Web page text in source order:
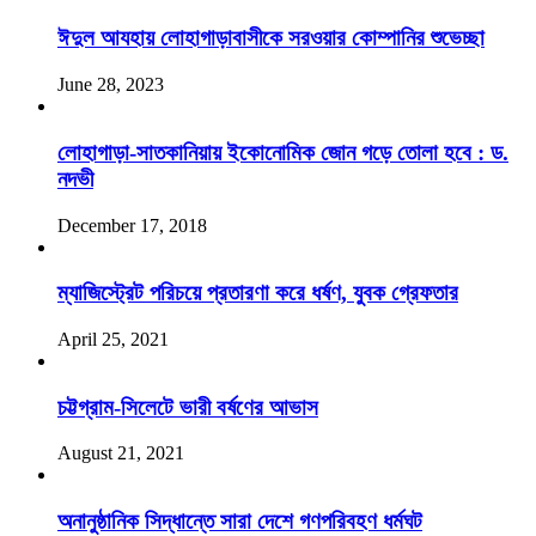
ঈদুল আযহায় লোহাগাড়াবাসীকে সরওয়ার কোম্পানির শুভেচ্ছা
June 28, 2023
লোহাগাড়া-সাতকানিয়ায় ইকোনোমিক জোন গড়ে তোলা হবে : ড.
নদভী
December 17, 2018
ম্যাজিস্ট্রেট পরিচয়ে প্রতারণা করে ধর্ষণ, যুবক গ্রেফতার
April 25, 2021
চট্টগ্রাম-সিলেটে ভারী বর্ষণের আভাস
August 21, 2021
অনানুষ্ঠানিক সিদ্ধান্তে সারা দেশে গণপরিবহণ ধর্মঘট